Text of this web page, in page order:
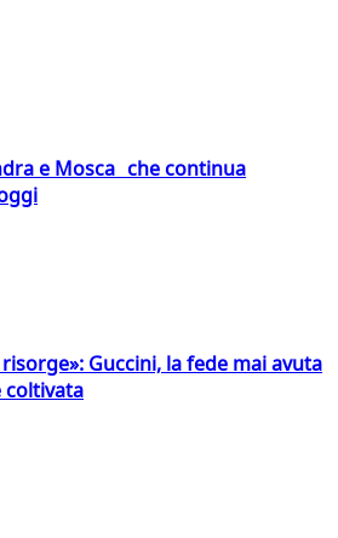
e Mosca che continua
Guccini, la fede mai avuta
coltivata